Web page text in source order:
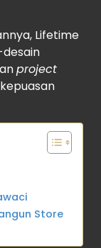
Lifetime
project
Store